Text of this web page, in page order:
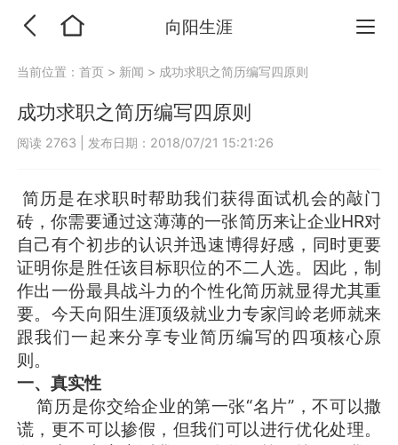
向阳生涯
当前位置：首页 > 新闻 > 成功求职之简历编写四原则
成功求职之简历编写四原则
阅读 2763 发布日期：2018/07/21 15:21:26
简历是在求职时帮助我们获得面试机会的敲门
砖，你需要通过这薄薄的一张简历来让企业HR对
自己有个初步的认识并迅速博得好感，同时更要
证明你是胜任该目标职位的不二人选。因此，制
作出一份最具战斗力的个性化简历就显得尤其重
要。今天向阳生涯顶级就业力专家闫岭老师就来
跟我们一起来分享专业简历编写的四项核心原
则。
一、真实性
简历是你交给企业的第一张“名片”，不可以撒
谎，更不可以掺假，但我们可以进行优化处理。